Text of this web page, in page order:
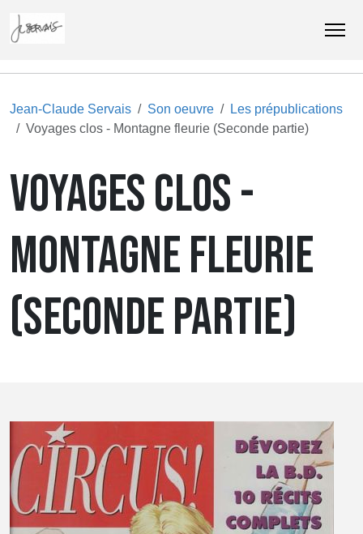
Jean-Claude Servais Son oeuvre
Les prépublications
Voyages clos - Montagne fleurie (Seconde partie)
VOYAGES CLOS -
MONTAGNE FLEURIE
(SECONDE PARTIE)